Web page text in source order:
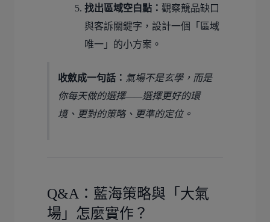
找出區域空白點： 觀察競品缺口
與客訴關鍵字，設計一個「區域
唯一」的小方案。
收斂成一句話： 氣場不是玄學，而是
你每天做的選擇——選擇更好的環
境、更對的策略、更準的定位。
Q&A：藍海策略與「大氣
場」怎麼實作？